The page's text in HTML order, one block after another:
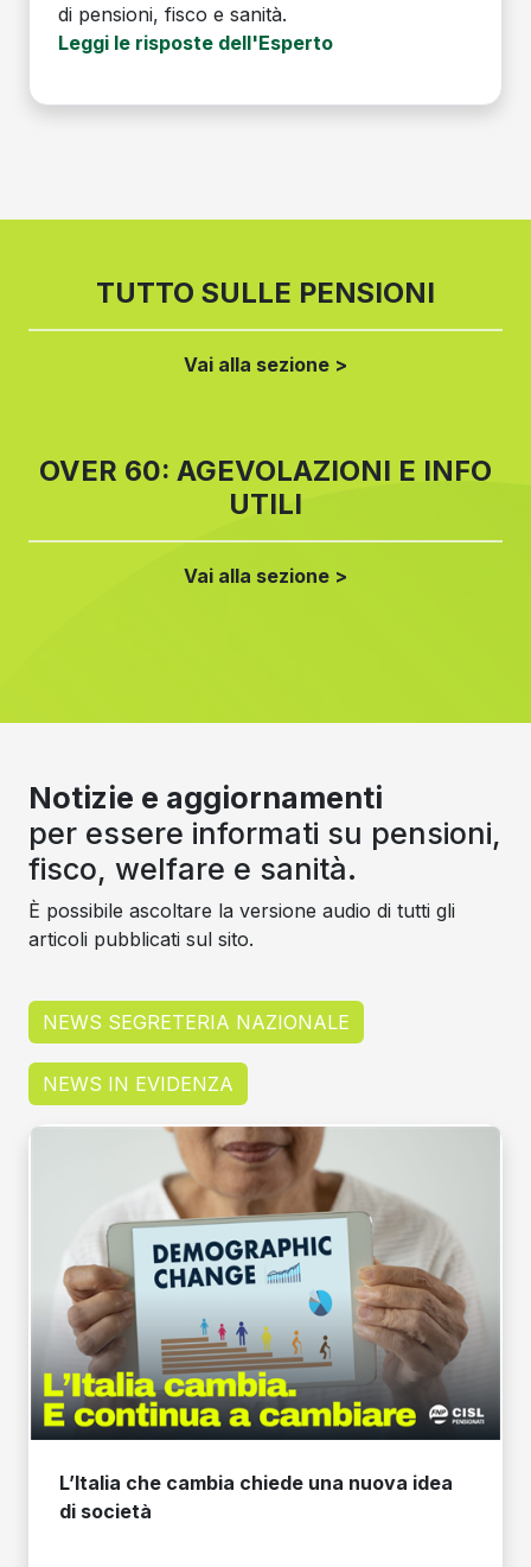
di pensioni, fisco e sanità.
Leggi le risposte dell'Esperto
TUTTO SULLE PENSIONI
Vai alla sezione >
OVER 60: AGEVOLAZIONI E INFO
UTILI
Vai alla sezione >
L’Italia che cambia chiede una nuova idea
di società
Notizie e aggiornamenti
per essere informati su pensioni,
fisco, welfare e sanità.
È possibile ascoltare la versione audio di tutti gli
articoli pubblicati sul sito.
NEWS SEGRETERIA NAZIONALE
NEWS IN EVIDENZA